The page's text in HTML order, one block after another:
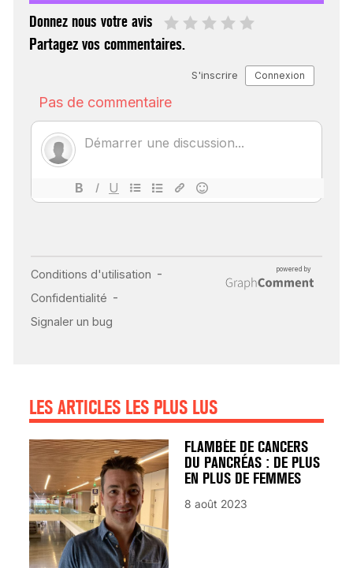
Donnez nous votre avis
Partagez vos commentaires.
LES ARTICLES LES PLUS LUS
ÉCHO : DES IMAGES
POUR TOUTES LES
18 juil 2022
INSUFFISANCE
CARDIAQUE : LES
FLAMBÉE DE CANCERS
DU PANCRÉAS : DE PLUS
EN PLUS DE FEMMES
8 août 2023